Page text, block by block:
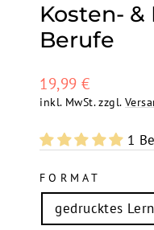
Kosten-
Berufe
Normaler
Preis
19,99 €
inkl. MwSt. zzgl.
1
FORMAT
gedrucktes